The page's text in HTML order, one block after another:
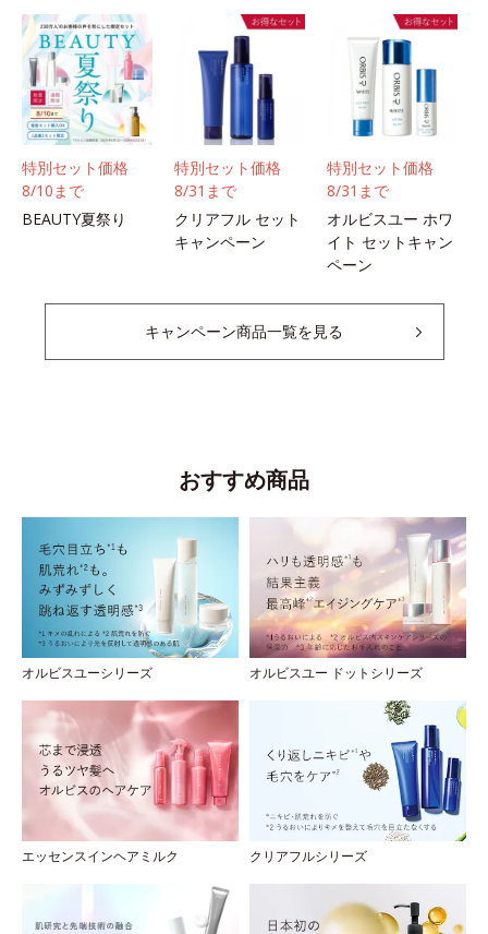
特別セット価格
8/10まで
BEAUTY夏祭り
特別セット価格
8/31まで
クリアフル セット
キャンペーン
特別セット価格
8/31まで
オルビスユー ホワ
イト セットキャン
ペーン
キャンペーン商品一覧を見る
おすすめ商品
オルビスユーシリーズ オルビスユー ドットシリーズ
エッセンスインヘアミルク クリアフルシリーズ